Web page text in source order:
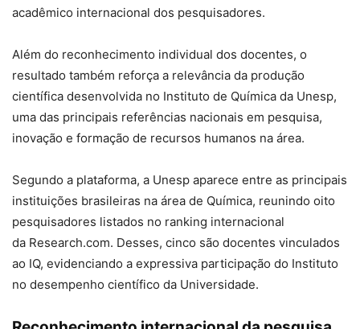
acadêmico internacional dos pesquisadores.
Além do reconhecimento individual dos docentes, o
resultado também reforça a relevância da produção
científica desenvolvida no Instituto de Química da Unesp,
uma das principais referências nacionais em pesquisa,
inovação e formação de recursos humanos na área.
Segundo a plataforma, a Unesp aparece entre as principais
instituições brasileiras na área de Química, reunindo oito
pesquisadores listados no ranking internacional
da Research.com. Desses, cinco são docentes vinculados
ao IQ, evidenciando a expressiva participação do Instituto
no desempenho científico da Universidade.